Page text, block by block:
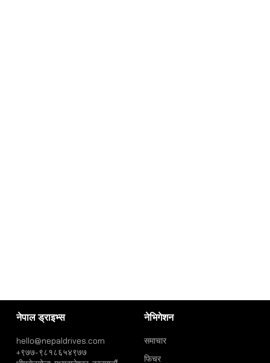
नेपाल ड्राइभ्स
hello@nepaldrives.com
+९७७-९८१८६५४९७७
नेभिगेशन
समाचार
फिचर